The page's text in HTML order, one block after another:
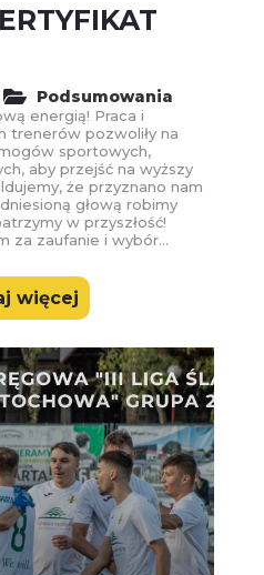
Podsumowania
energią! Praca i
trenerów pozwoliły na
sportowych,
aby przejść na wyższy
że przyznano nam
głową robimy
w przyszłość!
za zaufanie i wybór...
więcej